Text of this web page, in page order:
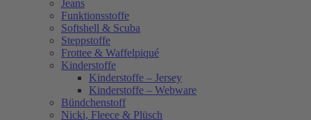
Jeans
Funktionsstoffe
Softshell & Scuba
Steppstoffe
Frottee & Waffelpiqué
Kinderstoffe
Kinderstoffe – Jersey
Kinderstoffe – Webware
Bündchenstoff
Nicki, Fleece & Plüsch